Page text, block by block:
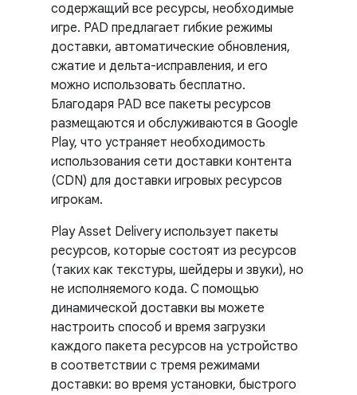
содержащий все ресурсы, необходимые
игре. PAD предлагает гибкие режимы
доставки, автоматические обновления,
сжатие и дельта-исправления, и его
можно использовать бесплатно.
Благодаря PAD все пакеты ресурсов
размещаются и обслуживаются в Google
Play, что устраняет необходимость
использования сети доставки контента
(CDN) для доставки игровых ресурсов
игрокам.
Play Asset Delivery использует пакеты
ресурсов, которые состоят из ресурсов
(таких как текстуры, шейдеры и звуки), но
не исполняемого кода. С помощью
динамической доставки вы можете
настроить способ и время загрузки
каждого пакета ресурсов на устройство
в соответствии с тремя режимами
доставки: во время установки, быстрого